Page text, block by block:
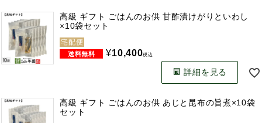
高級 ギフト ごはんのお供 甘酢漬けがりといわし
×10袋セット
宅配便
¥10,400税込
詳細を見る
高級 ギフト ごはんのお供 あじと昆布の旨煮×10袋
セット